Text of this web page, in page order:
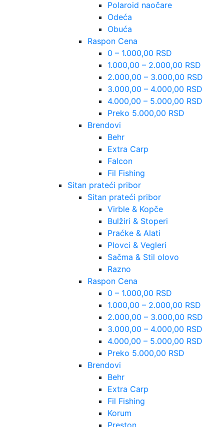
Polaroid naočare
Odeća
Obuća
Raspon Cena
0 – 1.000,00 RSD
1.000,00 – 2.000,00 RSD
2.000,00 – 3.000,00 RSD
3.000,00 – 4.000,00 RSD
4.000,00 – 5.000,00 RSD
Preko 5.000,00 RSD
Brendovi
Behr
Extra Carp
Falcon
Fil Fishing
Sitan prateći pribor
Sitan prateći pribor
Virble & Kopče
Bulžiri & Stoperi
Praćke & Alati
Plovci & Vegleri
Sačma & Stil olovo
Razno
Raspon Cena
0 – 1.000,00 RSD
1.000,00 – 2.000,00 RSD
2.000,00 – 3.000,00 RSD
3.000,00 – 4.000,00 RSD
4.000,00 – 5.000,00 RSD
Preko 5.000,00 RSD
Brendovi
Behr
Extra Carp
Fil Fishing
Korum
Preston